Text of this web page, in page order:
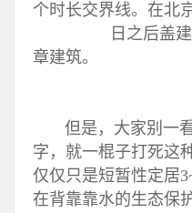
个时长交界线。在北
日之后盖建造
章建筑。
但是，大家别一看
字，就一棍子打死这
仅仅只是短暂性定居
在背靠靠水的生态保